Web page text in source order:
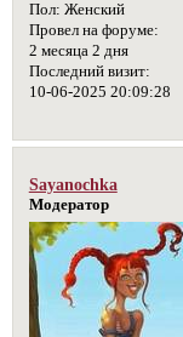
Пол: Женский
Провел на форуме:
2 месяца 2 дня
Последний визит:
10-06-2025 20:09:28
Sayanochka
Модератор